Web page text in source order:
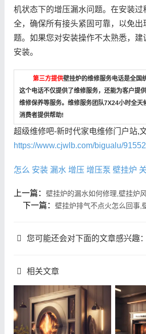
机状态下的增压漏水问题。在安装过
全，确保所有接头紧固可靠，以免出
题。如果您对安装操作不太熟悉，建
安装。
第三方提供壁挂炉的维修服务电话是全国
这个电话不仅提供了维修服务，还能为客户提
维修保养等服务。维修服务团队7X24小时全天
消费者提供帮助!
超级维修吧-新时代家电维修门户站,
https://www.cjwlb.com/bigualu/
怎么 安装 漏水 增压 增压泵 壁挂炉
上一篇： 壁挂炉的漏水如何修理,壁挂炉
下一篇：壁挂炉排气不点火怎么回事,
您可能还会对下面的文章感兴趣：
相关文章